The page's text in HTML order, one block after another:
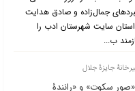
جمال‌زاده و صادق هدایت
سایت شهرستان ادب را
ب...
جایزۀ جلال
سکوت» و «رانندۀ